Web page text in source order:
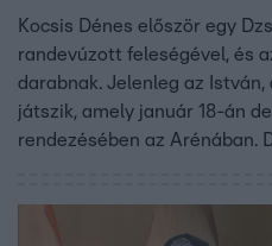
Kocsis Dénes először egy
randevúzott feleségével, és
darabnak. Jelenleg az
játszik, amely január 18-án
rendezésében az Arénában.